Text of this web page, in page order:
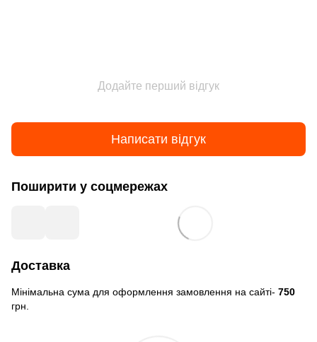
Додайте перший відгук
Написати відгук
Поширити у соцмережах
Доставка
Мінімальна сума для оформлення замовлення на сайті- 750
грн.